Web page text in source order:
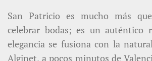
San Patricio es mucho más
celebrar bodas; es un auténtico
elegancia se fusiona con la
Alginet, a pocos minutos de